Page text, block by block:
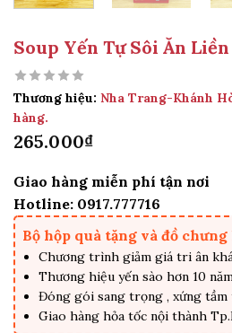
Soup Yến Tự Sôi Ăn
Thương hiệu: Nha Trang-Khánh
hàng.
265.000₫
Giao hàng miễn phí tận nơi
Hotline: 0917.777716
Bộ hộp quà tặng và đồ chưng
Chương trình giảm giá tri ân
Thương hiệu yến sào hơn 10
Đóng gói sang trọng , xứng tầm
Giao hàng hỏa tốc nội thành